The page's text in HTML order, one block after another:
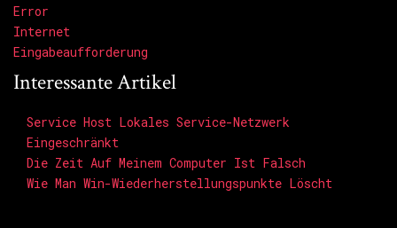
Error
Internet
Eingabeaufforderung
Interessante Artikel
Service Host Lokales Service-Netzwerk
Eingeschränkt
Die Zeit Auf Meinem Computer Ist Falsch
Wie Man Win-Wiederherstellungspunkte Löscht